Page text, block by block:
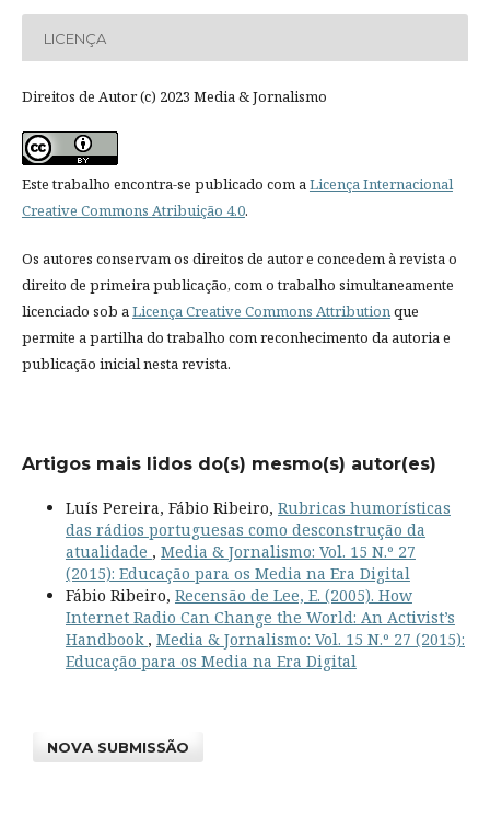
LICENÇA
Direitos de Autor (c) 2023 Media & Jornalismo
Este trabalho encontra-se publicado com aLicença Internacional
Creative Commons Atribuição 4.0.
Os autores conservam os direitos de autor e concedem à revista o
direito de primeira publicação, com o trabalho simultaneamente
licenciado sob aLicença Creative Commons Attributionque
permite a partilha do trabalho com reconhecimento da autoria e
publicação inicial nesta revista.
Artigos mais lidos do(s) mesmo(s) autor(es)
Luís Pereira, Fábio Ribeiro, Rubricas humorísticas
das rádios portuguesas como desconstrução da
atualidade , Media & Jornalismo: Vol. 15 N.º 27
(2015): Educação para os Media na Era Digital
Fábio Ribeiro, Recensão de Lee, E. (2005). How
Internet Radio Can Change the World: An Activist’s
Handbook , Media & Jornalismo: Vol. 15 N.º 27 (2015):
Educação para os Media na Era Digital
NOVA SUBMISSÃO